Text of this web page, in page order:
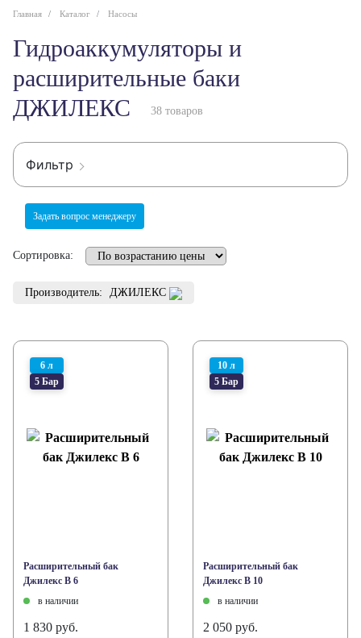
Главная Каталог Насосы
Гидроаккумуляторы и
расширительные баки
ДЖИЛЕКС
38 товаров
Фильтр
Задать вопрос менеджеру
Сортировка:
Производитель: ДЖИЛЕКС
6 л
5 Бар
Расширительный бак
Джилекс В 6
в наличии
1 830 руб.
10 л
5 Бар
Расширительный бак
Джилекс В 10
в наличии
2 050 руб.